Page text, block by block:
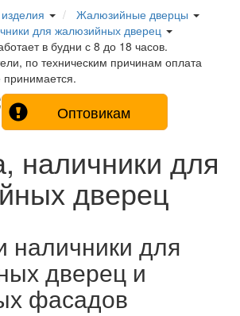
Жалюзийные дверцы
для жалюзийных дверец
в будни с 8 до 18 часов.
по техническим причинам оплата
Оптовикам
наличники для
дверец
наличники для
дверец и
фасадов